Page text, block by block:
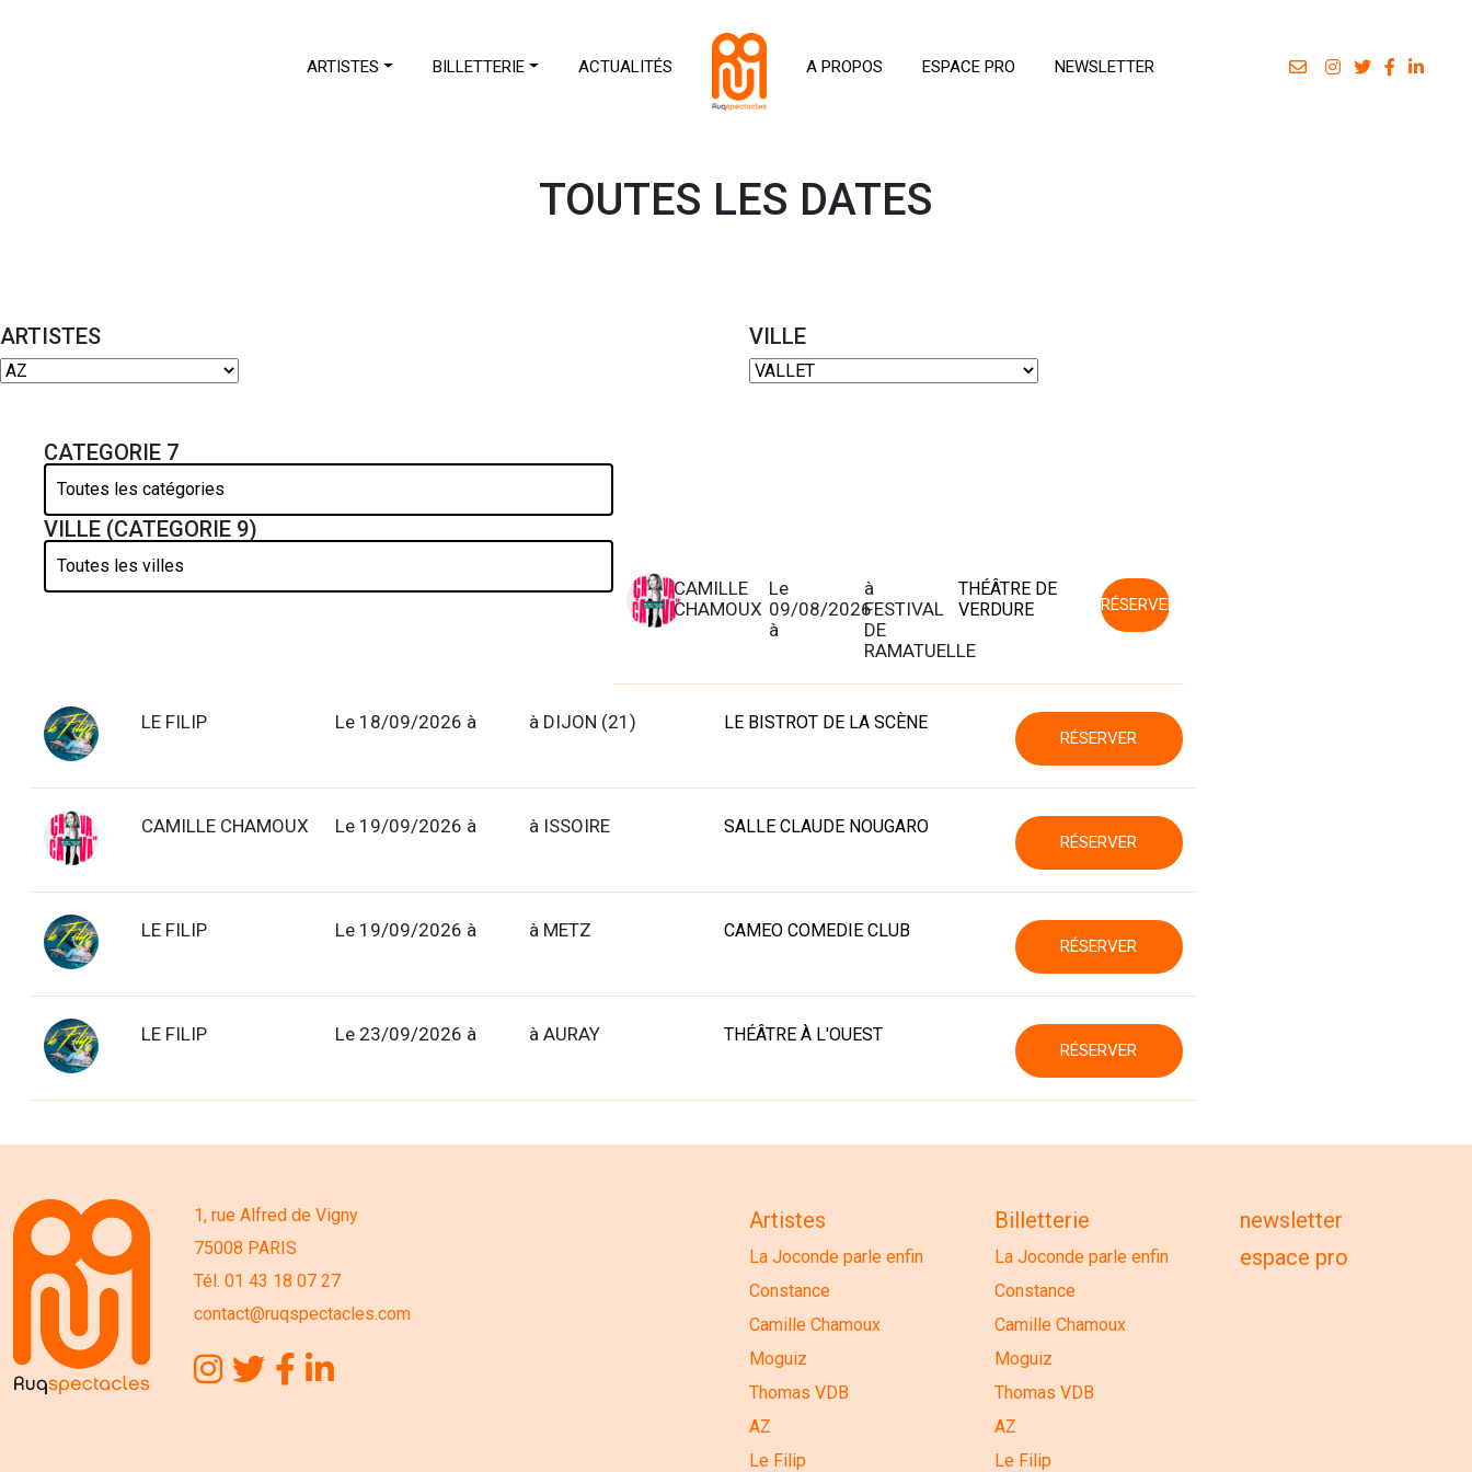
ARTISTES BILLETTERIE ACTUALITÉS A PROPOS ESPACE PRO NEWSLETTER
TOUTES LES DATES
ARTISTES VILLE
CATEGORIE 7
VILLE (CATEGORIE 9)
CAMILLE
CHAMOUX
Le
09/08/2026
à
à
FESTIVAL
DE
RAMATUELLE
THÉÂTRE DE
VERDURE
RÉSERVER
LE FILIP Le 18/09/2026 à à DIJON (21) LE BISTROT DE LA SCÈNE
RÉSERVER
CAMILLE CHAMOUX Le 19/09/2026 à à ISSOIRE SALLE CLAUDE NOUGARO
RÉSERVER
LE FILIP Le 19/09/2026 à à METZ CAMEO COMEDIE CLUB
RÉSERVER
LE FILIP Le 23/09/2026 à à AURAY THÉÂTRE À L'OUEST
RÉSERVER
1, rue Alfred de Vigny
75008 PARIS
Tél. 01 43 18 07 27
contact@ruqspectacles.com
Artistes
La Joconde parle enfin
Constance
Camille Chamoux
Moguiz
Thomas VDB
AZ
Le Filip
Billetterie
La Joconde parle enfin
Constance
Camille Chamoux
Moguiz
Thomas VDB
AZ
Le Filip
newsletter
espace pro